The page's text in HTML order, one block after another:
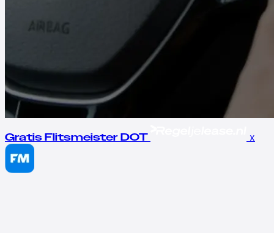
Gratis Flitsmeister DOT x